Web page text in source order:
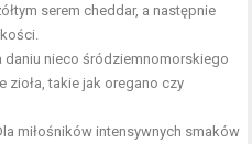
serem cheddar, a następnie
daniu nieco śródziemnomorskiego
zioła, takie jak oregano czy
miłośników intensywnych smaków